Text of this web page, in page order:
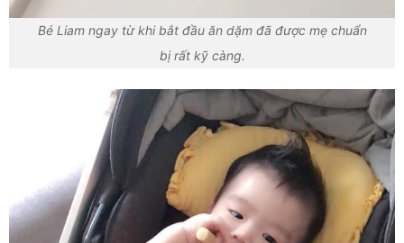
Bé Liam ngay từ khi bắt đầu ăn dặm đã được mẹ chuẩn
bị rất kỹ càng.